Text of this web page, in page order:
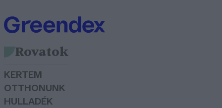
Rovatok
KERTEM
OTTHONUNK
HULLADÉK